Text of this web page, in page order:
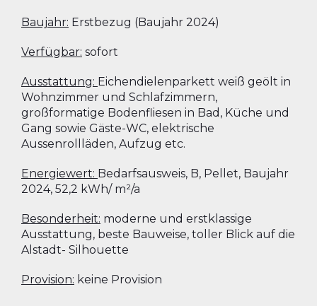
Baujahr: Erstbezug (Baujahr 2024)
Verfügbar: sofort
Ausstattung: Eichendielenparkett weiß geölt in
Wohnzimmer und Schlafzimmern,
großformatige Bodenfliesen in Bad, Küche und
Gang sowie Gäste-WC, elektrische
Aussenrollläden, Aufzug etc.
Energiewert: Bedarfsausweis, B, Pellet, Baujahr
2024, 52,2 kWh/ m²/a
Besonderheit: moderne und erstklassige
Ausstattung, beste Bauweise, toller Blick auf die
Alstadt- Silhouette
Provision: keine Provision